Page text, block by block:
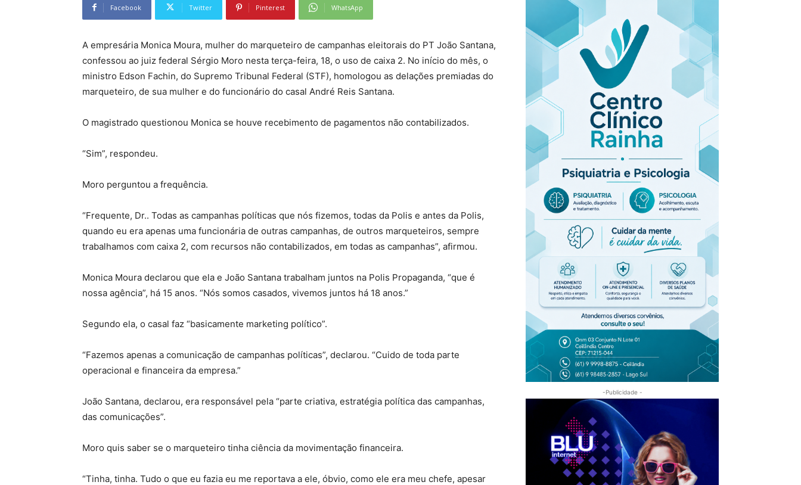
Facebook Twitter Pinterest WhatsApp
A empresária Monica Moura, mulher do marqueteiro de campanhas eleitorais do PT João Santana,
confessou ao juiz federal Sérgio Moro nesta terça-feira, 18, o uso de caixa 2. No início do mês, o
ministro Edson Fachin, do Supremo Tribunal Federal (STF), homologou as delações premiadas do
marqueteiro, de sua mulher e do funcionário do casal André Reis Santana.
O magistrado questionou Monica se houve recebimento de pagamentos não contabilizados.
“Sim”, respondeu.
Moro perguntou a frequência.
“Frequente, Dr.. Todas as campanhas políticas que nós fizemos, todas da Polis e antes da Polis,
quando eu era apenas uma funcionária de outras campanhas, de outros marqueteiros, sempre
trabalhamos com caixa 2, com recursos não contabilizados, em todas as campanhas”, afirmou.
Monica Moura declarou que ela e João Santana trabalham juntos na Polis Propaganda, “que é
nossa agência”, há 15 anos. “Nós somos casados, vivemos juntos há 18 anos.”
Segundo ela, o casal faz “basicamente marketing político”.
“Fazemos apenas a comunicação de campanhas políticas”, declarou. “Cuido de toda parte
operacional e financeira da empresa.”
João Santana, declarou, era responsável pela “parte criativa, estratégia política das campanhas,
das comunicações”.
Moro quis saber se o marqueteiro tinha ciência da movimentação financeira.
“Tinha, tinha. Tudo o que eu fazia eu me reportava a ele, óbvio, como ele era meu chefe, apesar
-Publicidade -